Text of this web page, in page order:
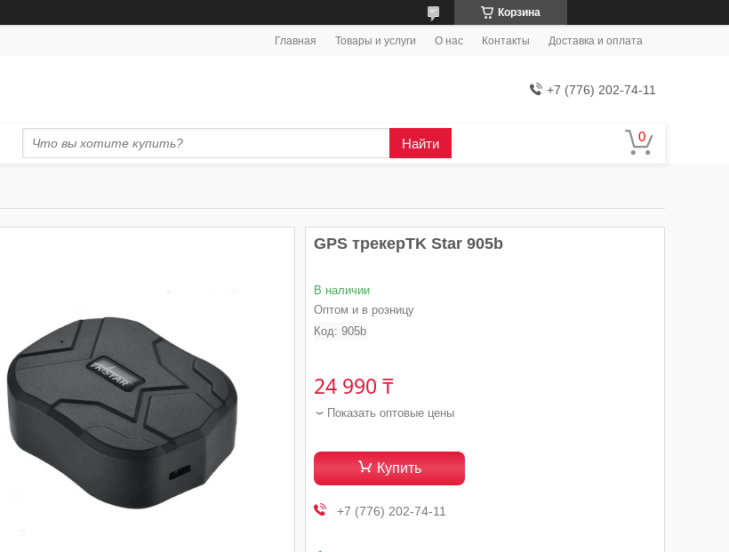
Корзина
Главная Товары и услуги О нас Контакты Доставка и оплата
+7 (776) 202-74-11
Найти
GPS трекерTK Star 905b
В наличии
Оптом и в розницу
Код: 905b
24 990 ₸
Показать оптовые цены
Купить
+7 (776) 202-74-11